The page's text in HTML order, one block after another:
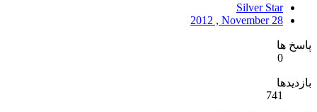
Silver Star
2012 , November 28
پاسخ ها
0
بازدیدها
741